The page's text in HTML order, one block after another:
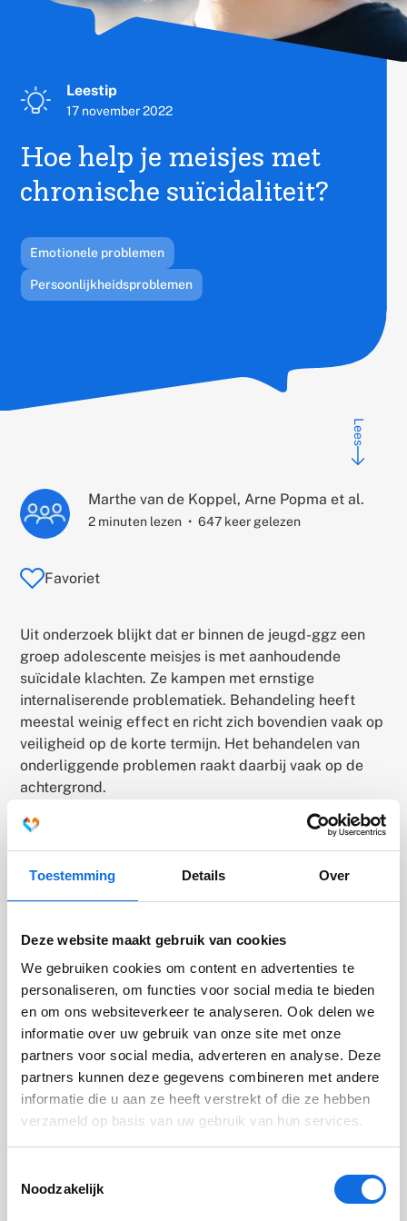
Toestemming Details Over
Deze website maakt gebruik van cookies
We gebruiken cookies om content en advertenties te
personaliseren, om functies voor social media te bieden
en om ons websiteverkeer te analyseren. Ook delen we
informatie over uw gebruik van onze site met onze
partners voor social media, adverteren en analyse. Deze
partners kunnen deze gegevens combineren met andere
informatie die u aan ze heeft verstrekt of die ze hebben
verzameld op basis van uw gebruik van hun services.
Noodzakelijk
Hoe help je meisjes met
chronische suïcidaliteit?
Publicatietype:
Leestip
Published
17 november 2022
Gerelateerd
thema's:
Emotionele problemen
Persoonlijkheidsproblemen
Lees
Auteur:
Marthe van de Koppel, Arne Popma et al.
2 minuten lezen 647 keer gelezen
Favoriet
Uit onderzoek blijkt dat er binnen de jeugd-ggz een
groep adolescente meisjes is met aanhoudende
suïcidale klachten. Ze kampen met ernstige
internaliserende problematiek. Behandeling heeft
meestal weinig effect en richt zich bovendien vaak op
veiligheid op de korte termijn. Het behandelen van
onderliggende problemen raakt daarbij vaak op de
achtergrond.
Wat werkt wel?
Marthe van de Koppel (promovendus Depressie bij
Expect Jeugd(externe
) onderzocht wat er nodig is voor een
en kinder- en jeugdpsychiater bij Levvel, werkte mee
aan het onderzoek.
Veiligheid boven herstel
De aanhoudende suïcidaliteit van de meisjes heeft
een grote impact op het behandelteam en de directe
omgeving. Mede hierdoor wordt het voorkomen van
suïcide de grootste prioriteit. Er is niet altijd genoeg
aanbevelingen, maar sluit onvoldoende aan op de
situatie en belevingswereld van jongeren. Van de